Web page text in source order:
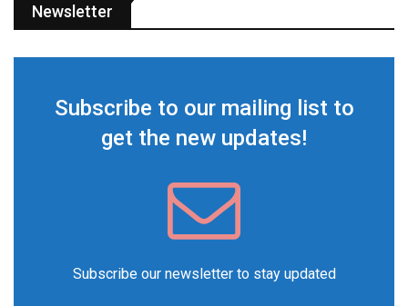
Newsletter
Subscribe to our mailing list to
get the new updates!
Subscribe our newsletter to stay updated